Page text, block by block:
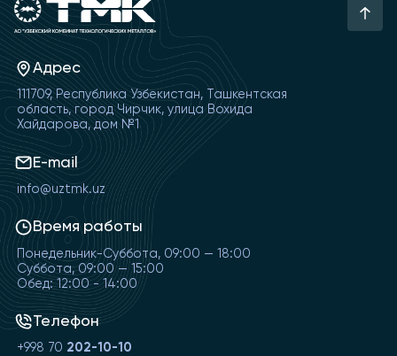
Адрес
111709, Республика Узбекистан, Ташкентская
область, город Чирчик, улица Вохида
Хайдарова, дом №1
E-mail
info@uztmk.uz
Время работы
Понедельник-Суббота, 09:00 — 18:00
Суббота, 09:00 — 15:00
Обед: 12:00 - 14:00
Телефон
+998 70 202-10-10